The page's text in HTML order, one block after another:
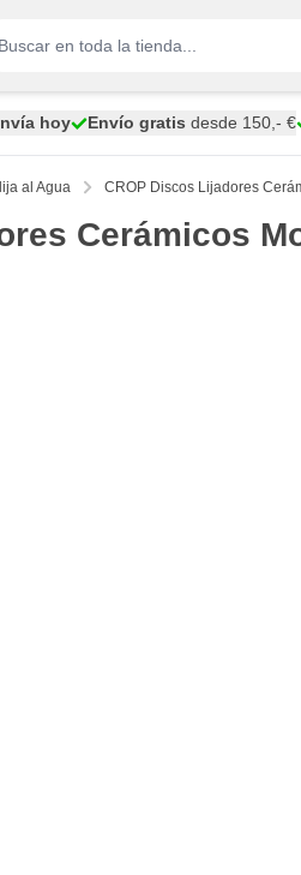
hoy Envío gratis desde 150,- €
al Agua CROP Discos Lijadores
Cerámicos